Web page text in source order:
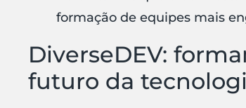
formação de equipes mais
DiverseDEV:
futuro da